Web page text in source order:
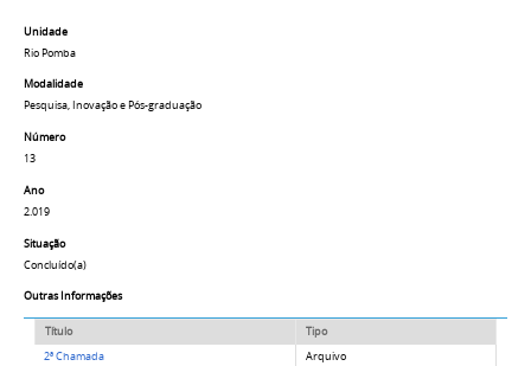
Unidade
Rio Pomba
Modalidade
Pesquisa, Inovação e Pós-graduação
Número
13
Ano
2.019
Situação
Concluído(a)
Outras Informações
Título
Tipo
2ª Chamada
Arquivo